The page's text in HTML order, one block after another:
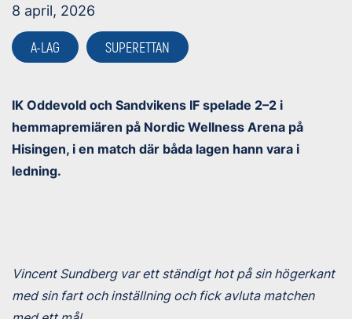
8 april, 2026
A-LAG SUPERETTAN
IK Oddevold och Sandvikens IF spelade 2–2 i
hemmapremiären på Nordic Wellness Arena på
Hisingen, i en match där båda lagen hann vara i
ledning.
Vincent Sundberg var ett ständigt hot på sin högerkant
med sin fart och inställning och fick avluta matchen